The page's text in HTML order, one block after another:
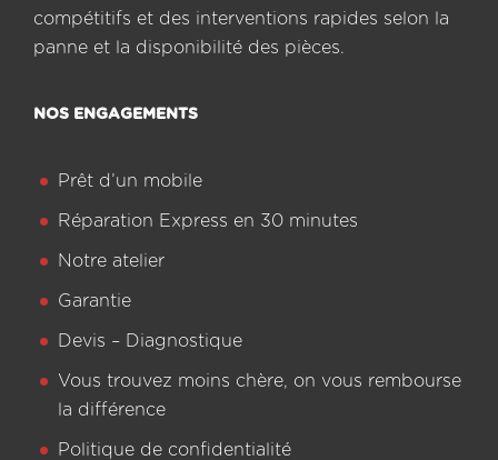
compétitifs et des interventions rapides selon la
panne et la disponibilité des pièces.
NOS ENGAGEMENTS
Prêt d’un mobile
Réparation Express en 30 minutes
Notre atelier
Garantie
Devis – Diagnostique
Vous trouvez moins chère, on vous rembourse
la différence
Politique de confidentialité